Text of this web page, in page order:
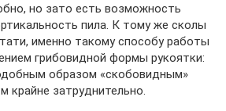
но зато есть возможность
пила. К тому же сколы
именно такому способу работы
грибовидной формы рукоятки:
образом «скобовидным»
крайне затруднительно.